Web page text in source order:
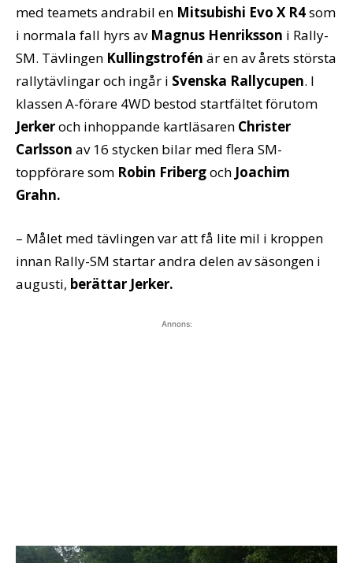
med teamets andrabil en Mitsubishi Evo X R4som
i normala fall hyrs av Magnus Henriksson i Rally-
SM. Tävlingen Kullingstrofén är en av årets största
rallytävlingar och ingår i Svenska Rallycupen. I
klassen A-förare 4WD bestod startfältet förutom
Jerkeroch inhoppande kartläsaren Christer
Carlsson av 16 stycken bilar med flera SM-
toppförare som Robin Fribergoch Joachim
Grahn.
– Målet med tävlingen var att få lite mil i kroppen
innan Rally-SM startar andra delen av säsongen i
augusti, berättar Jerker.
Annons: